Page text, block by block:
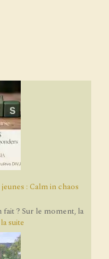
: Calm in chaos
fait ? Sur le moment, la
suite